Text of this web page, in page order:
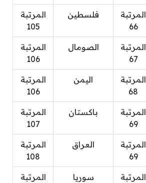
المرتبة
66
فلسطين
المرتبة
105
المرتبة
67
الصومال
المرتبة
106
المرتبة
68
اليمن
المرتبة
106
المرتبة
69
باكستان
المرتبة
107
المرتبة
69
العراق
المرتبة
108
المرتبة
سوريا
المرتبة